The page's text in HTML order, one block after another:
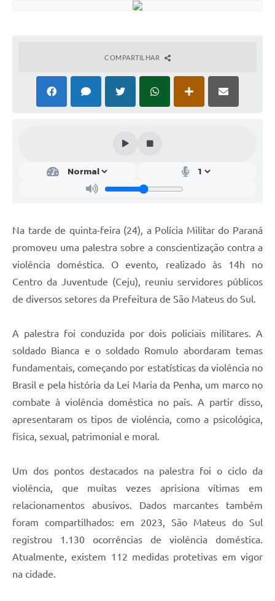
PSS Unificado 2025
INOVA_SÃO MATEUS DO SUL
Previdência Complementar
Cadastro para Castração
Telefones Prefeitura Municipal
Feriados Municipais
Telefones Postos de Saúde
Plantão das Funerárias
Serviço de Informação ao Cidadão
Termos de Fomento
Galeria de Fotos
Audiências Públicas
Arquivos para Download
Carta de Serviços
COMPARTILHAR
Na tarde de quinta-feira (24), a Polícia Militar do Paraná
promoveu uma palestra sobre a conscientização contra a
violência doméstica. O evento, realizado às 14h no
Centro da Juventude (Ceju), reuniu servidores públicos
de diversos setores da Prefeitura de São Mateus do Sul.
A palestra foi conduzida por dois policiais militares. A
soldado Bianca e o soldado Romulo abordaram temas
fundamentais, começando por estatísticas da violência no
Brasil e pela história da Lei Maria da Penha, um marco no
combate à violência doméstica no país. A partir disso,
apresentaram os tipos de violência, como a psicológica,
física, sexual, patrimonial e moral.
Um dos pontos destacados na palestra foi o ciclo da
violência, que muitas vezes aprisiona vítimas em
relacionamentos abusivos. Dados marcantes também
foram compartilhados: em 2023, São Mateus do Sul
registrou 1.130 ocorrências de violência doméstica.
Atualmente, existem 112 medidas protetivas em vigor
na cidade.